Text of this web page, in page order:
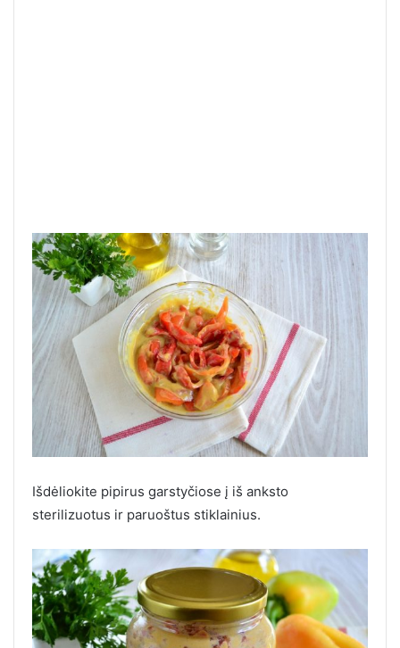
Išdėliokite pipirus garstyčiose į iš anksto
sterilizuotus ir paruoštus stiklainius.